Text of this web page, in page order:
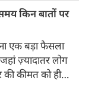
का मौका
किन बातों पर
एक बड़ा फैसला
ज़्यादातर लोग
कीमत को ही